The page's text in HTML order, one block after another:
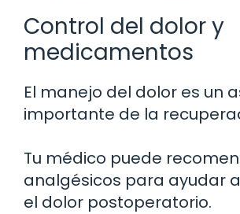
Control del dolor y
medicamentos
El manejo del dolor es un
importante de la
Tu médico puede
analgésicos para ayudar
el dolor postoperatorio.